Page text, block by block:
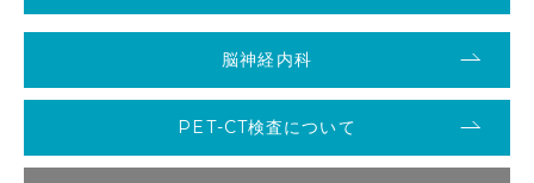
脳神経内科
PET-CT検査について